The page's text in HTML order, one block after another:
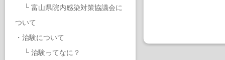
└ 富山県院内感染対策協議会に
ついて
・ 治験について
└ 治験ってなに？